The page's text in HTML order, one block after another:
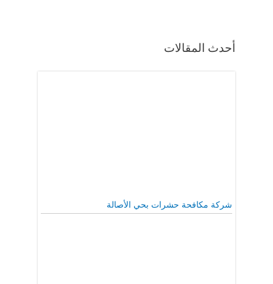
أحدث المقالات
شركة مكافحة حشرات بحي الأصالة